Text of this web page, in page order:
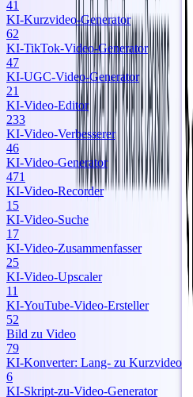
41
KI‑Kurzvideo‑Generator
62
KI‑TikTok‑Video‑Generator
47
KI‑UGC‑Video‑Generator
21
KI‑Video‑Editor
233
KI‑Video‑Verbesserer
46
KI‑Video‑Generator
471
KI‑Video‑Recorder
15
KI‑Video‑Suche
17
KI‑Video‑Zusammenfasser
25
KI‑Video‑Upscaler
11
KI‑YouTube‑Video‑Ersteller
52
Bild zu Video
79
KI‑Konverter: Lang‑ zu Kurzvideo
6
KI‑Skript‑zu‑Video‑Generator